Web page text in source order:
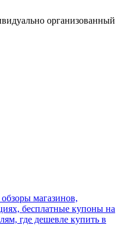
организованный
магазинов,
бесплатные купоны на
где дешевле купить в